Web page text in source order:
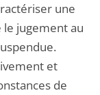
une
jugement au
et
de